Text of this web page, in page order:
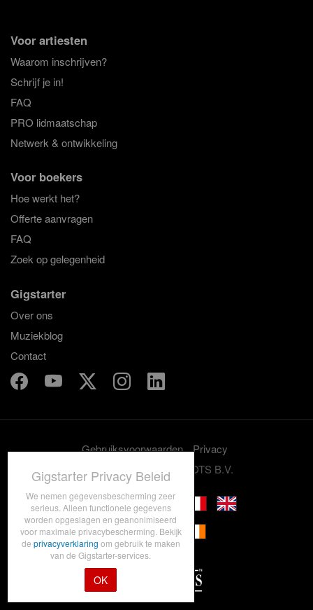
Voor artiesten
Waarom inschrijven?
Schrijf je in!
FAQ
PRO lidmaatschap
Netwerk & ontwikkeling
Voor boekers
Hoe werkt het?
Offerte aanvragen
FAQ
Zoek op gelegenheid
Gigstarter
Over ons
Muziekblog
Contact
Gebruiksvoorwaarden
Privacy
© 2012-2026 GRASSROOTS B.V.
Gigstarter Privacy Beleid
We nemen gegevensbescherming zeer
serieus. Alleen functionele gegevens
worden opgeslagen en geanonimiseerd
voor maximale privacybescherming. Bekijk
de privacyverklaring om gebruik te maken
van de Gigstarter-services.
OK